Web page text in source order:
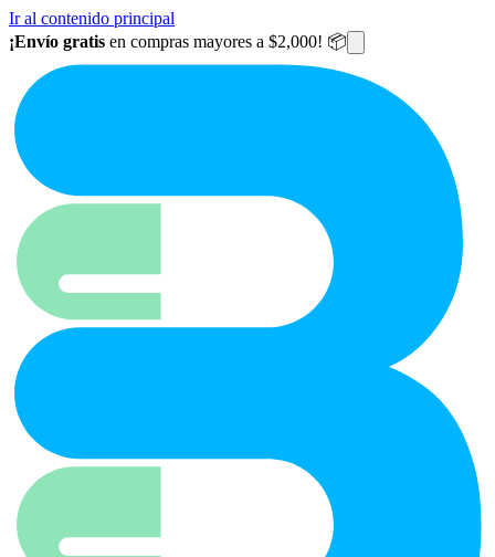
Ir al contenido principal
¡Envío gratis en compras mayores a $2,000! 📦